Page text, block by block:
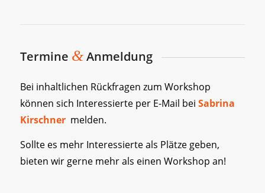
Termine &Anmeldung
Bei inhaltlichen Rückfragen zum Workshop
können sich Interessierte per E-Mail bei Sabrina
Kirschnermelden.
Sollte es mehr Interessierte als Plätze geben,
bieten wir gerne mehr als einen Workshop an!